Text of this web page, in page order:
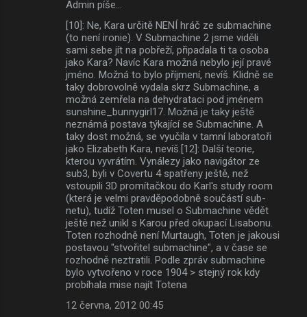
Admin píše…
[10]: Ne, Kara určitě NENÍ hráč ze submachine
(to není ironie). V Submachine 2 jsme viděli
sami sebe jít na pobřeží, připadala ti ta osoba
jako Kara? Navíc Kara možná nebylo její pravé
jméno. Možná to bylo příjmení, nevíš. Klidně se
taky dobrovolně vydala skrz Submachine, a
možná zemřela na dehydrataci pod jménem
sunshine_bunnygirl17. Možná je taky ještě
neznámá postava týkající se Submachine. A
taky dost možná, se vyučila v tamní laboratoři
jako Elizabeth Kara, nevíš.[12]: Další teorie,
kterou vyvrátím. Vynálezy jako navigátor ze
sub3, byli v Covertu 4 spatřeny ještě, než
vstoupili 3D promítačkou do Karl's study room
(která je velmi pravděpodobně součástí sub-
netu), tudíž Toten musel o Submachine vědět
ještě než unikl s Karou před okupací Lisabonu.
Toten rozhodně není Murtaugh, Toten je jakousi
postavou "stvořitel submachine", a v čase se
rozhodně neztratili. Podle zpráv submachine
bylo vytvořeno v roce 1904 > stejný rok kdy
probíhala mise najít Totena
12 června, 2012 00:45